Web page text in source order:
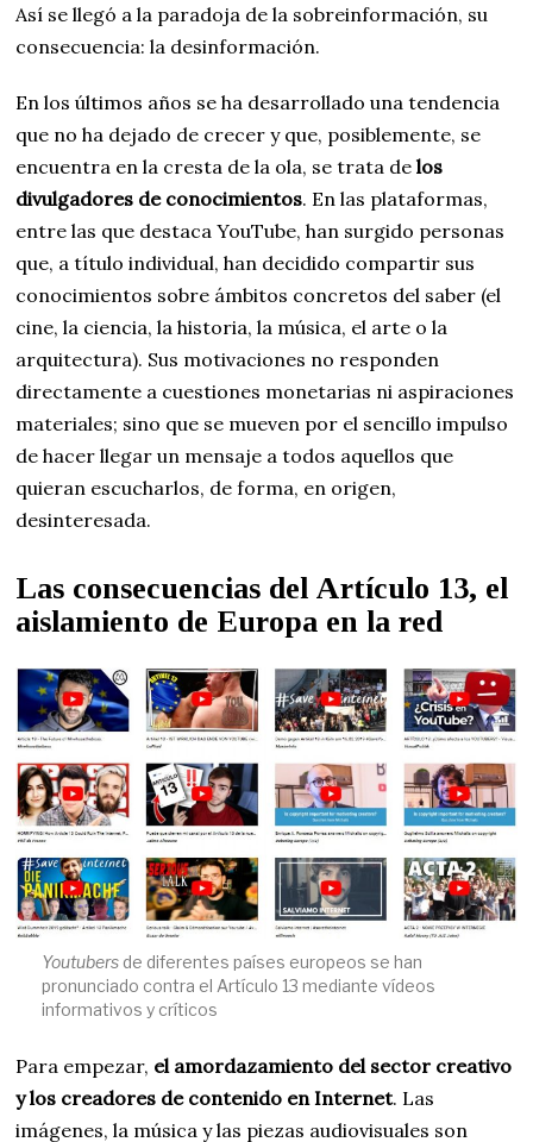
Así se llegó a la paradoja de la sobreinformación, su
consecuencia: la desinformación.
En los últimos años se ha desarrollado una tendencia
que no ha dejado de crecer y que, posiblemente, se
encuentra en la cresta de la ola, se trata delos
divulgadores de conocimientos. En las plataformas,
entre las que destaca YouTube, han surgido personas
que, a título individual, han decidido compartir sus
conocimientos sobre ámbitos concretos del saber (el
cine, la ciencia, la historia, la música, el arte o la
arquitectura). Sus motivaciones no responden
directamente a cuestiones monetarias ni aspiraciones
materiales; sino que se mueven por el sencillo impulso
de hacer llegar un mensaje a todos aquellos que
quieran escucharlos, de forma, en origen,
desinteresada.
Las consecuencias del Artículo 13, el
aislamiento de Europa en la red
Youtubersde diferentes países europeos se han
pronunciado contra el Artículo 13 mediante vídeos
informativos y críticos
Para empezar, el amordazamiento del sector creativo
y los creadores de contenido en Internet. Las
imágenes, la música y las piezas audiovisuales son